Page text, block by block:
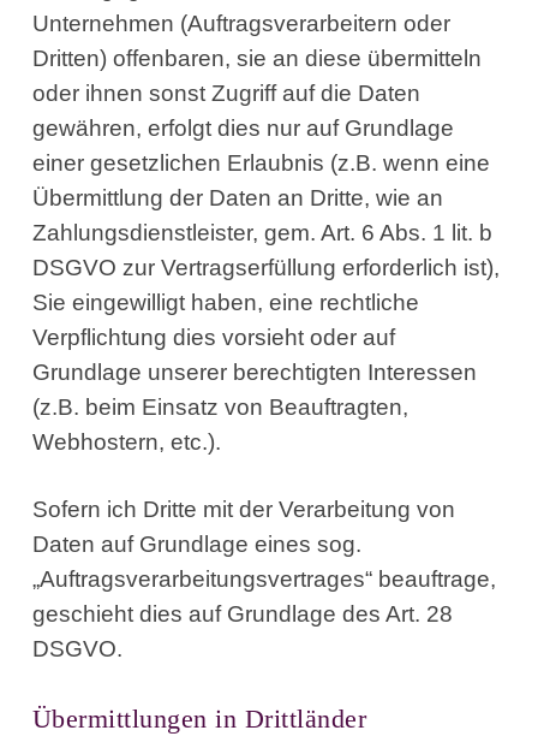
Unternehmen (Auftragsverarbeitern oder
Dritten) offenbaren, sie an diese übermitteln
oder ihnen sonst Zugriff auf die Daten
gewähren, erfolgt dies nur auf Grundlage
einer gesetzlichen Erlaubnis (z.B. wenn eine
Übermittlung der Daten an Dritte, wie an
Zahlungsdienstleister, gem. Art. 6 Abs. 1 lit. b
DSGVO zur Vertragserfüllung erforderlich ist),
Sie eingewilligt haben, eine rechtliche
Verpflichtung dies vorsieht oder auf
Grundlage unserer berechtigten Interessen
(z.B. beim Einsatz von Beauftragten,
Webhostern, etc.).
Sofern ich Dritte mit der Verarbeitung von
Daten auf Grundlage eines sog.
„Auftragsverarbeitungsvertrages“ beauftrage,
geschieht dies auf Grundlage des Art. 28
DSGVO.
Übermittlungen in Drittländer